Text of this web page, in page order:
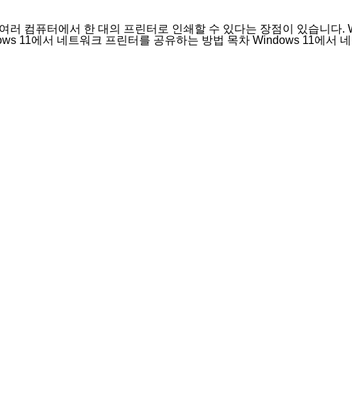
컴퓨터에서 한 대의 프린터로 인쇄할 수 있다는 장점이 있습니다.
11에서 네트워크 프린터를 공유하는 방법 목차 Windows 11에서